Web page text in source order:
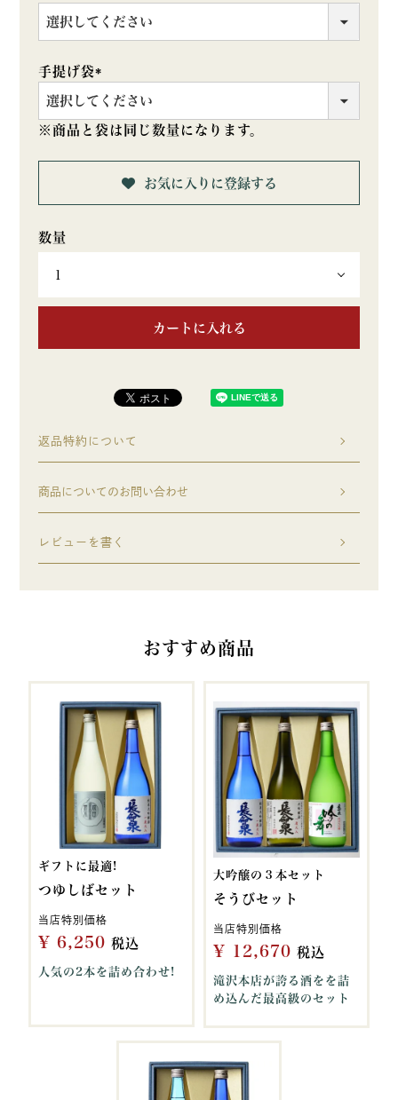
(必
須)
手提げ袋
(必
須)
※商品と袋は同じ数量になります。
お気に入りに登録する
カートに入れる
返品特約について
商品についてのお問い合わせ
レビューを書く
おすすめ商品
ギフトに最適!
つゆしばセット
当店特別価格
¥ 6,250 税込
人気の2本を詰め合わせ!
大吟醸の３本セット
そうびセット
当店特別価格
¥ 12,670 税込
滝沢本店が誇る酒をを詰
め込んだ最高級のセット